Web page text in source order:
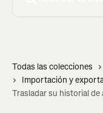
Todas las colecciones
Importación y
Trasladar su historial